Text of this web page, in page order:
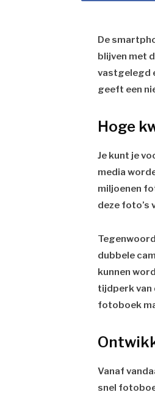
De
blijven met
vastgelegd
geeft een
Hoge
Je kunt je
media
miljoenen
deze foto’s
dubbele
kunnen
tijdperk van
fotoboek
Vanaf
snel